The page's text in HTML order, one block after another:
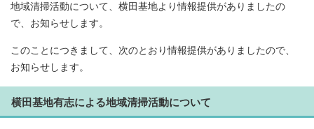
地域清掃活動について、横田基地より情報提供がありましたの
で、お知らせします。
このことにつきまして、次のとおり情報提供がありましたので、
お知らせします。
横田基地有志による地域清掃活動について